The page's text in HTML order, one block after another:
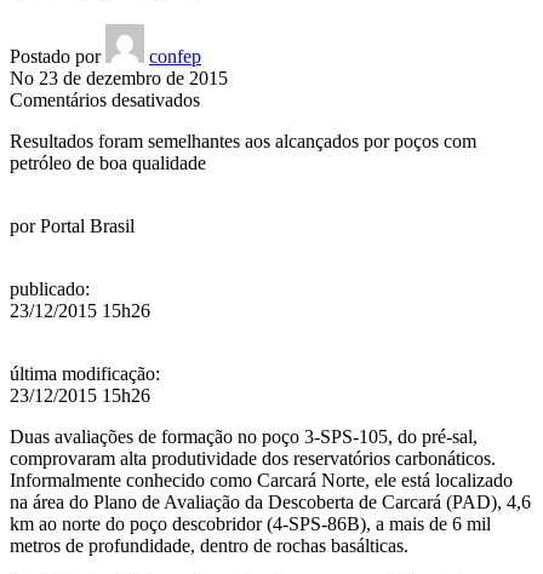
Postado por
confep
No 23 de dezembro de 2015
Comentários desativadosem
sal:
testes
Resultados foram semelhantes aos alcançados por poços com
petróleo de boa qualidade
porPortal Brasil
publicado:
23/12/2015 15h26
última modificação:
23/12/2015 15h26
Duas avaliações de formação no poço 3-SPS-105, do pré-sal,
comprovaram alta produtividade dos reservatórios carbonáticos.
Informalmente conhecido como Carcará Norte, ele está localizado
na área do Plano de Avaliação da Descoberta de Carcará (PAD), 4,6
km ao norte do poço descobridor (4-SPS-86B), a mais de 6 mil
metros de profundidade, dentro de rochas basálticas.